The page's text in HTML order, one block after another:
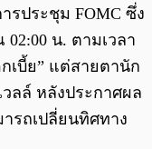
ประชุม FOMC ซึ่ง
น. ตามเวลา
เบี้ย” แต่สายตานัก
ลล์ หลังประกาศผล
รถเปลี่ยนทิศทาง